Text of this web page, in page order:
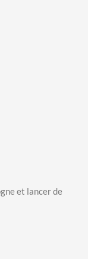
et lancer de